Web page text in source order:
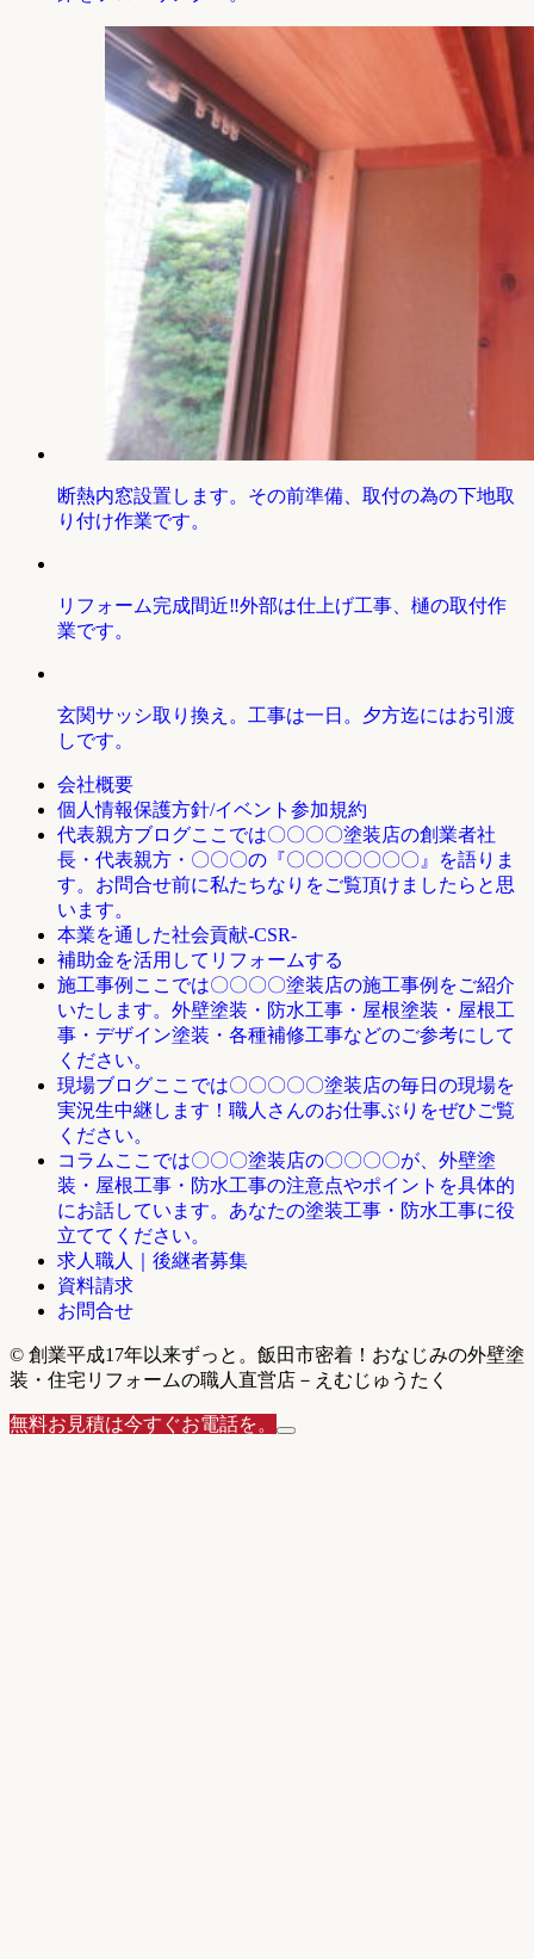
断熱内窓設置します。その前準備、取付の為の下地取
り付け作業です。
リフォーム完成間近‼外部は仕上げ工事、樋の取付作
業です。
玄関サッシ取り換え。工事は一日。夕方迄にはお引渡
しです。
会社概要
個人情報保護方針/イベント参加規約
代表親方ブログここでは〇〇〇〇塗装店の創業者社
長・代表親方・〇〇〇の『〇〇〇〇〇〇〇』を語りま
す。お問合せ前に私たちなりをご覧頂けましたらと思
います。
本業を通した社会貢献-CSR-
補助金を活用してリフォームする
施工事例 ここでは〇〇〇〇塗装店の施工事例をご紹介
いたします。外壁塗装・防水工事・屋根塗装・屋根工
事・デザイン塗装・各種補修工事などのご参考にして
ください。
現場ブログここでは〇〇〇〇〇塗装店の毎日の現場を
実況生中継します！職人さんのお仕事ぶりをぜひご覧
ください。
コラム ここでは〇〇〇塗装店の〇〇〇〇が、外壁塗
装・屋根工事・防水工事の注意点やポイントを具体的
にお話しています。あなたの塗装工事・防水工事に役
立ててください。
求人職人｜後継者募集
資料請求
お問合せ
© 創業平成17年以来ずっと。飯田市密着！おなじみの外壁塗
装・住宅リフォームの職人直営店－えむじゅうたく
無料お見積は今すぐお電話を。